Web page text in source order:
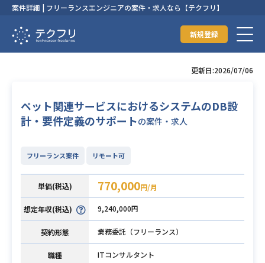
案件詳細 | フリーランスエンジニアの案件・求人なら【テクフリ】
新規登録
更新日:2026/07/06
ペット関連サービスにおけるシステムのDB設
計・要件定義のサポートの案件・求人
フリーランス案件 リモート可
単価(税込) 770,000円/月
想定年収(税込) 9,240,000円
契約形態 業務委託（フリーランス）
職種 ITコンサルタント